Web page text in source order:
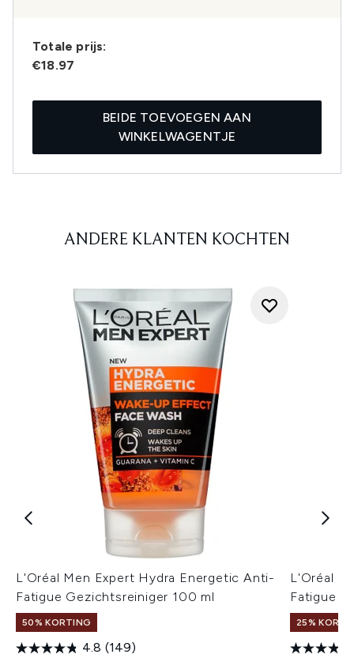
Totale prijs:
€18.97
BEIDE TOEVOEGEN AAN
WINKELWAGENTJE
ANDERE KLANTEN KOCHTEN
L'Oréal Men Expert Hydra Energetic Anti-
Fatigue Gezichtsreiniger 100 ml
50% KORTING
4.8 (149)
L'Oréal
Fatigue
25%